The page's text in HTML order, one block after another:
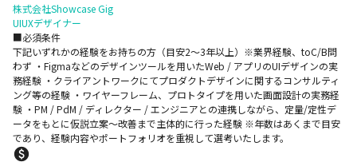
株式会社Showcase Gig
UIUXデザイナー
■必須条件
下記いずれかの経験をお持ちの方（目安2～3年以上）※業界経験、toC/B問
わず ・Figmaなどのデザインツールを用いたWeb / アプリのUIデザインの実
務経験 ・クライアントワークにてプロダクトデザインに関するコンサルティ
ング等の経験 ・ワイヤーフレーム、プロトタイプを用いた画面設計の実務経
験 ・PM / PdM / ディレクター / エンジニアとの連携しながら、定量/定性デ
ータをもとに仮説立案〜改善まで主体的に行った経験 ※年数はあくまで目安
であり、経験内容やポートフォリオを重視して選考いたします。